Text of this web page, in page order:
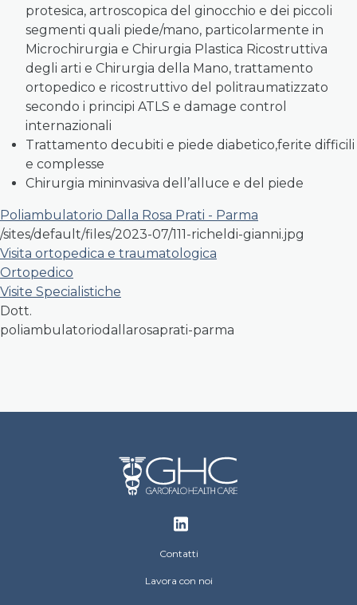
protesica, artroscopica del ginocchio e dei piccoli
segmenti quali piede/mano, particolarmente in
Microchirurgia e Chirurgia Plastica Ricostruttiva
degli arti e Chirurgia della Mano, trattamento
ortopedico e ricostruttivo del politraumatizzato
secondo i principi ATLS e damage control
internazionali
Trattamento decubiti e piede diabetico,ferite difficili
e complesse
Chirurgia mininvasiva dell’alluce e del piede
Poliambulatorio Dalla Rosa Prati - Parma
/sites/default/files/2023-07/111-richeldi-gianni.jpg
Visita ortopedica e traumatologica
Ortopedico
Visite Specialistiche
Dott.
poliambulatoriodallarosaprati-parma
Contatti
Lavora con noi